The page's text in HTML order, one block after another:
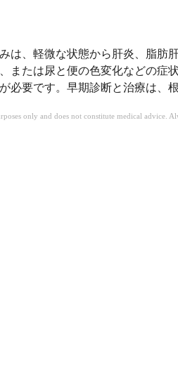
は、軽微な状態から肝炎、脂
または尿と便の色変化などの
必要です。早期診断と治療は、
only and does not constitute medical advice.